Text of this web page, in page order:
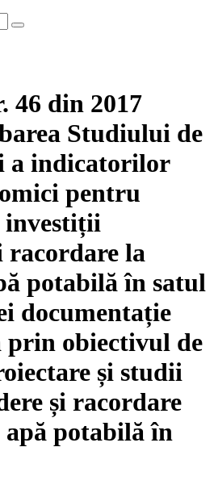
46 din 2017
Studiului de
a indicatorilor
pentru
investiții
racordare la
potabilă în satul
documentație
prin obiectivul de
și studii
și racordare
apă potabilă în